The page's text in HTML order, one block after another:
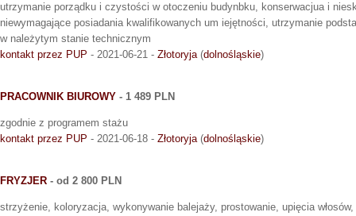
utrzymanie porządku i czystości w otoczeniu budynbku, konserwacjua i
niewymagające posiadania kwalifikowanych um iejętności, utrzymanie
w należytym stanie technicznym
kontakt przez PUP - 2021-06-21 - Złotoryja(dolnośląskie)
PRACOWNIK BIUROWY - 1 489 PLN
zgodnie z programem stażu
kontakt przez PUP - 2021-06-18 - Złotoryja(dolnośląskie)
FRYZJER - od 2 800 PLN
strzyżenie, koloryzacja, wykonywanie balejaży, prostowanie, upięcia